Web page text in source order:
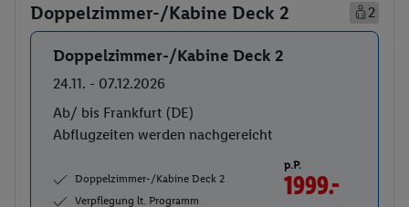
bestaunen können. Auf der Flussfahrt erleben Sie die
Schluchten und die kleinen Schluchten, die vom Schiff aus
mit Booten angefahren werden.
9. Tag: Chongqing–Xian.
Ankunft in Chongqing und Ausschiffung. Wenn es die Zeit
erlaubt, machen Sie vor Ihrer Weiterreise noch eine kleine
Doppelzimmer-/Kabine Deck 2 2
Buchen
Doppelzimmer-/Kabine Deck 2
24.11. - 07.12.2026
Ab/ bis Frankfurt (DE)
Abflugzeiten werden nachgereicht
Doppelzimmer-/Kabine Deck 2
Verpflegung lt. Programm
p.P.
1999.-